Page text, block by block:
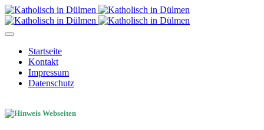
Startseite
Kontakt
Impressum
Datenschutz